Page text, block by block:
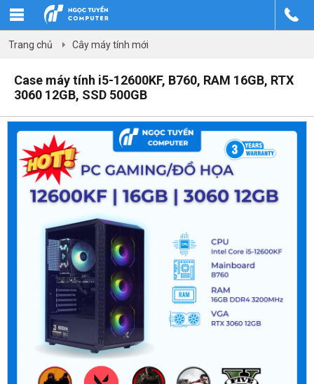
Trang chủ Cây máy tính mới
Case máy tính i5-12600KF, B760, RAM 16GB, RTX
3060 12GB, SSD 500GB